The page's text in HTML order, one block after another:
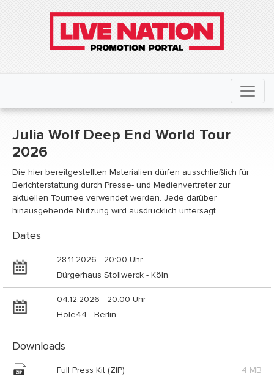
Julia Wolf Deep End World Tour
2026
Die hier bereitgestellten Materialien dürfen ausschließlich für
Berichterstattung durch Presse- und Medienvertreter zur
aktuellen Tournee verwendet werden. Jede darüber
hinausgehende Nutzung wird ausdrücklich untersagt.
Dates
28.11.2026 - 20:00 Uhr
Bürgerhaus Stollwerck - Köln
04.12.2026 - 20:00 Uhr
Hole44 - Berlin
Downloads
Full Press Kit (ZIP) 4 MB